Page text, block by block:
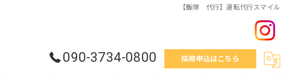
【飯塚 代行】運転代行スマイル
090-3734-0800 採用申込はこちら